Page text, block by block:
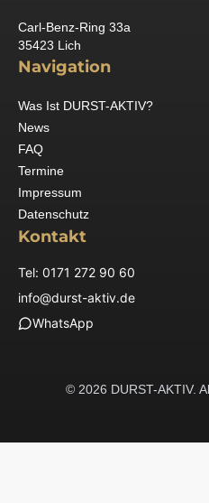
Carl-Benz-Ring 33a
35423 Lich
Navigation
Was Ist DURST-AKTIV?
News
FAQ
Termine
Impressum
Datenschutz
Kontakt
Tel: 0171 272 90 60
info@durst-aktiv.de
WhatsApp
© 2026 DURST-AKTIV.